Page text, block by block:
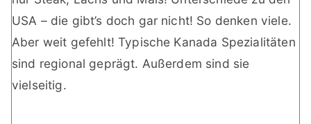
USA – die gibt’s doch gar nicht! So denken viele.
Aber weit gefehlt! Typische Kanada Spezialitäten
sind regional geprägt. Außerdem sind sie
vielseitig.